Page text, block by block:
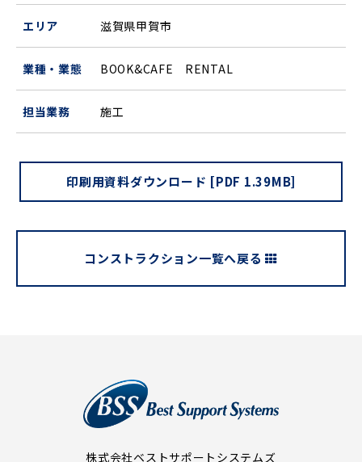
エリア 滋賀県甲賀市
業種・業態 BOOK&CAFE RENTAL
担当業務 施工
印刷用資料ダウンロード [PDF 1.39MB]
コンストラクション一覧へ戻る
株式会社ベストサポートシステムズ